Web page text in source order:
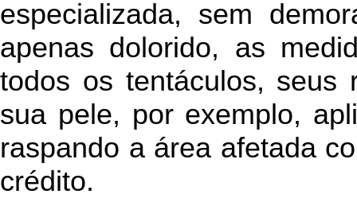
especializada, sem
apenas dolorido, as
todos os tentáculos, seus
sua pele, por exemplo,
raspando a área afetada
crédito.